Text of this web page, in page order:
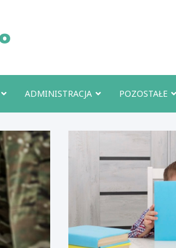
ADMINISTRACJA POZOSTAŁE